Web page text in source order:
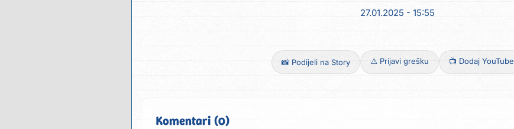
27.01.2025 - 15:55
📸 Podijeli na Story ⚠️ Prijavi grešku 📺 Dodaj YouTube
Komentari (0)